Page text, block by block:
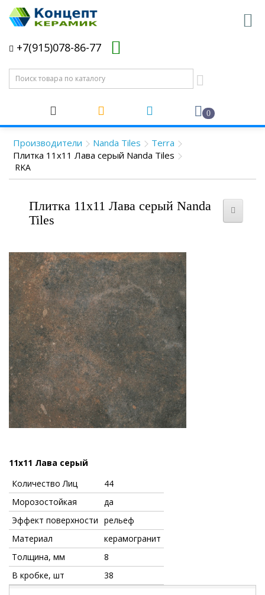
+7(915)078-86-77
0
Производители Nanda Tiles
Terra
Плитка 11x11 Лава серый Nanda Tiles
RKA
Плитка 11x11 Лава серый Nanda
Tiles
11x11 Лава серый
Количество Лиц
44
Морозостойкая
да
Эффект поверхности рельеф
Материал
керамогранит
Толщина, мм
8
В кробке, шт
38